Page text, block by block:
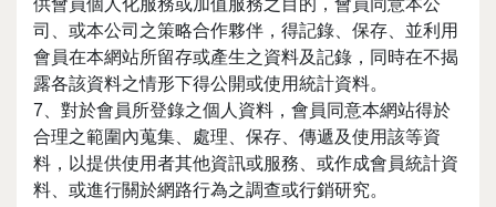
司、或本公司之策略合作夥伴，得記錄、保存、並利用
會員在本網站所留存或產生之資料及記錄，同時在不揭
露各該資料之情形下得公開或使用統計資料。
7、對於會員所登錄之個人資料，會員同意本網站得於
合理之範圍內蒐集、處理、保存、傳遞及使用該等資
料，以提供使用者其他資訊或服務、或作成會員統計資
料、或進行關於網路行為之調查或行銷研究。